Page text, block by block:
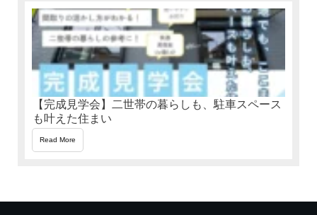
【完成見学会】二世帯の暮らしも、駐車スペース
も叶えた住まい
Read More